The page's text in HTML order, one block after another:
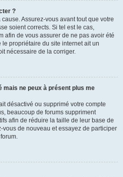
?
Assurez-vous avant tout que votre
soient corrects. Si tel est le cas,
afin de vous assurer de ne pas avoir été
propriétaire du site internet ait un
nécessaire de la corriger.
mais ne peux à présent plus me
désactivé ou supprimé votre compte
beaucoup de forums suppriment
afin de réduire la taille de leur base de
de nouveau et essayez de participer